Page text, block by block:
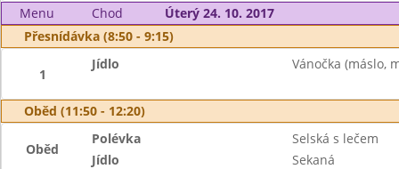
Menu
Chod
Úterý 24. 10. 2017
Přesnídávka (8:50 - 9:15)
1
Jídlo Vánočka (máslo,
Oběd (11:50 - 12:20)
Oběd
Polévka
Selská s lečem
Jídlo
Sekaná